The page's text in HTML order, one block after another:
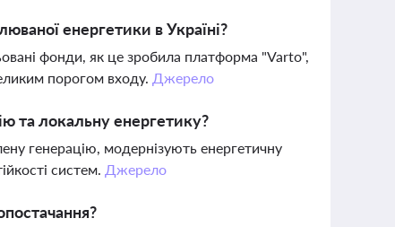
енергетики в Україні?
фонди, як це зробила платформа "Varto",
порогом входу. Джерело
та локальну енергетику?
генерацію, модернізують енергетичну
систем. Джерело